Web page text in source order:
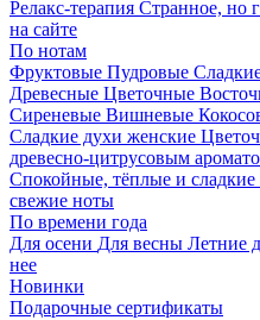
Релакс-терапия Странное, но
на сайте
По нотам
Фруктовые Пудровые
Древесные Цветочные
Сиреневые Вишневые
Сладкие духи женские
древесно-цитрусовым
Спокойные, тёплые и
свежие ноты
По времени года
Для осени Для весны Летние
нее
Новинки
Подарочные сертификаты